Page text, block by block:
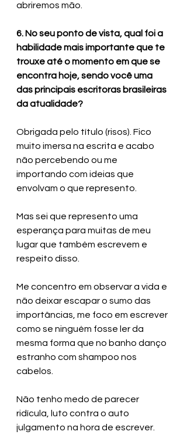
abriremos mão.
6. No seu ponto de vista, qual foi a
habilidade mais importante que te
trouxe até o momento em que se
encontra hoje, sendo você uma
das principais escritoras brasileiras
da atualidade?
Obrigada pelo título (risos). Fico
muito imersa na escrita e acabo
não percebendo ou me
importando com ideias que
envolvam o que represento.
Mas sei que represento uma
esperança para muitas de meu
lugar que também escrevem e
respeito disso.
Me concentro em observar a vida e
não deixar escapar o sumo das
importâncias, me foco em escrever
como se ninguém fosse ler da
mesma forma que no banho danço
estranho com shampoo nos
cabelos.
Não tenho medo de parecer
ridícula, luto contra o auto
julgamento na hora de escrever.